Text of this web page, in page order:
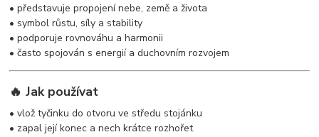
• představuje propojení nebe, země a života
• symbol růstu, síly a stability
• podporuje rovnováhu a harmonii
• často spojován s energií a duchovním rozvojem
🔥 Jak používat
• vlož tyčinku do otvoru ve středu stojánku
• zapal její konec a nech krátce rozhořet